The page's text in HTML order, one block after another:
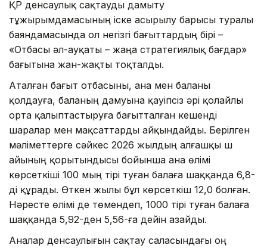
ҚР денсаулық сақтауды дамыту
тұжырымдамасының іске асырылу барысы туралы
баяндамасында ол негізгі бағыттардың бірі –
«Отбасы әл-ауқаты – жаңа стратегиялық бағдар»
бағытына жан-жақты тоқталды.
Аталған бағыт отбасыны, ана мен баланы
қолдауға, баланың дамуына қауіпсіз әрі қолайлы
орта қалыптастыруға бағытталған кешенді
шаралар мен мақсаттарды айқындайды. Берілген
мәліметтерге сәйкес 2026 жылдың алғашқы үш
айының қорытындысы бойынша ана өлімі
көрсеткіші 100 мың тірі туған балаға шаққанда 6,8-
ді құрады. Өткен жылы бұл көрсеткіш 12,0 болған.
Нәресте өлімі де төмендеп, 1000 тірі туған балаға
шаққанда 5,92-ден 5,56-ға дейін азайды.
Аналар денсаулығын сақтау саласындағы оң